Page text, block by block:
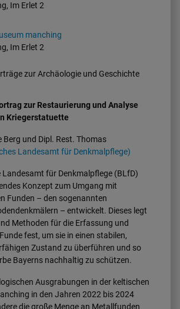
zur Archäologie und Geschichte
zur Restaurierung und Analyse
Kriegerstatuette
Berg und Dipl. Rest. Thomas
Landesamt für Denkmalpflege)
Landesamt für Denkmalpflege (BLfD)
Konzept zum Umgang mit
Funden – den sogenannten
– entwickelt. Dieses legt
Methoden für die Erfassung und
fest, um sie in einen stabilen,
Zustand zu überführen und so
Bayerns nachhaltig zu schützen.
Ausgrabungen in der keltischen
in den Jahren 2022 bis 2024
die große Menge an Metallfunden
Im Erlet 2
manching
Im Erlet 2